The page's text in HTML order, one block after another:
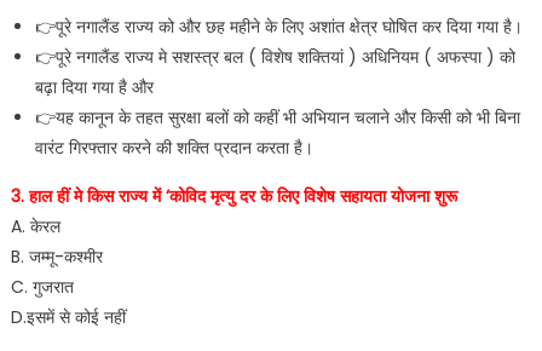
👉पूरे नगालैंड राज्य को और छह महीने के लिए अशांत क्षेत्र घोषित कर दिया गया है।
👉पूरे नगालैंड राज्य मे सशस्त्र बल ( विशेष शक्तियां ) अधिनियम ( अफस्पा ) को
बढ़ा दिया गया है और
👉यह कानून के तहत सुरक्षा बलों को कहीं भी अभियान चलाने और किसी को भी बिना
वारंट गिरफ्तार करने की शक्ति प्रदान करता है।
3. हाल हीं मे किस राज्य में ‘कोविद मृत्यु दर के लिए विशेष सहायता योजना शुरू
A. केरल
B. जम्मू-कश्मीर
C. गुजरात
D.इसमें से कोई नहीं